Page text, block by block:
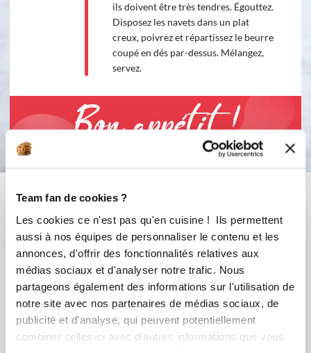
Team fan de cookies ?
Les cookies ce n'est pas qu'en cuisine ! Ils permettent
aussi à nos équipes de personnaliser le contenu et les
annonces, d'offrir des fonctionnalités relatives aux
médias sociaux et d'analyser notre trafic. Nous
partageons également des informations sur l'utilisation de
notre site avec nos partenaires de médias sociaux, de
publicité et d'analyse, qui peuvent potentiellement
combiner celles-ci avec d'autres informations que vous
ils doivent être très tendres. Égouttez.
Disposez les navets dans un plat
creux, poivrez et répartissez le beurre
coupé en dés par-dessus. Mélangez,
servez.
Bon appétit !
Vous aimerez aussi ...